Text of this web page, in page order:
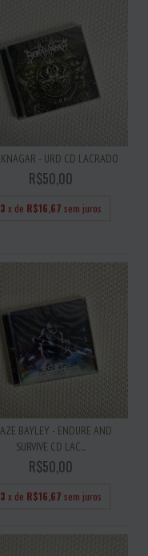
- URD CD LACRADO
R$50,00
3 x de R$16,67 sem juros
BAYLEY - ENDURE AND
SURVIVE CD LAC...
R$50,00
3 x de R$16,67 sem juros